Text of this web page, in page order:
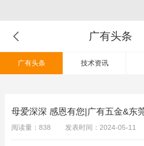
广有头条
广有头条 技术资讯
母爱深深 感恩有您|广有五金&东
阅读量：838 发表时间：2024-05-11